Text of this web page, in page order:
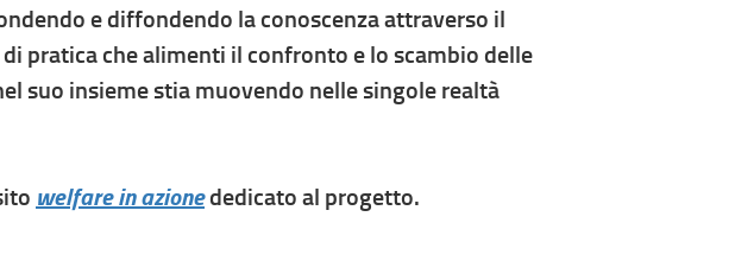
e diffondendo la conoscenza attraverso il
pratica che alimenti il confronto e lo scambio delle
suo insieme stia muovendo nelle singole realtà
welfare in azionededicato al progetto.